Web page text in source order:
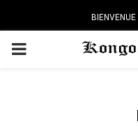
PRIMARY